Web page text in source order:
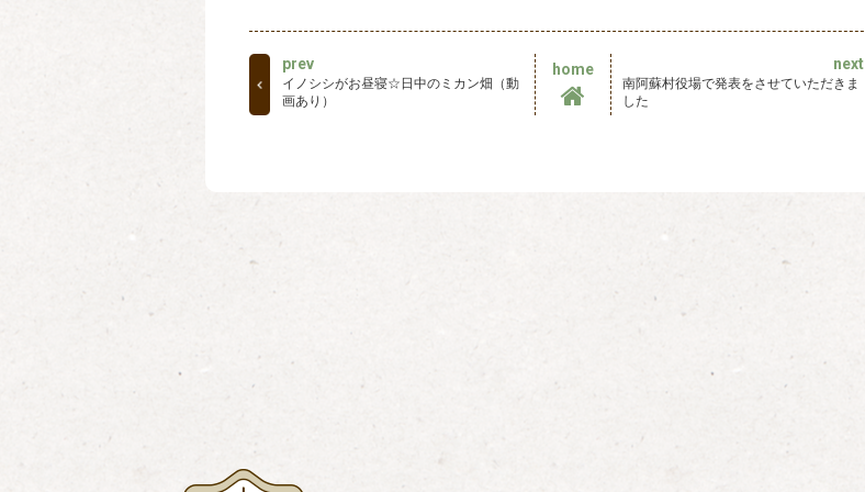
prev
イノシシがお昼寝☆日中のミカン畑（動
画あり）
home next
南阿蘇村役場で発表をさせていただきま
した